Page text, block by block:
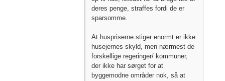
deres penge, straffes fordi de er
sparsomme.
At huspriserne stiger enormt er ikke
husejernes skyld, men nærmest de
forskellige regeringer/ kommuner,
der ikke har sørget for at
byggemodne områder nok, så at